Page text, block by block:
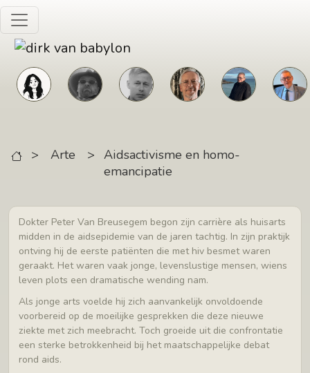
Skip to main content
> Arte > Aidsactivisme en homo-
emancipatie
Dokter Peter Van Breusegem begon zijn carrière als huisarts
midden in de aidsepidemie van de jaren tachtig. In zijn praktijk
ontving hij de eerste patiënten die met hiv besmet waren
geraakt. Het waren vaak jonge, levenslustige mensen, wiens
leven plots een dramatische wending nam.
Als jonge arts voelde hij zich aanvankelijk onvoldoende
voorbereid op de moeilijke gesprekken die deze nieuwe
ziekte met zich meebracht. Toch groeide uit die confrontatie
een sterke betrokkenheid bij het maatschappelijke debat
rond aids.